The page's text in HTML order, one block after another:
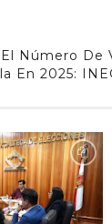
Número De
En 2025: